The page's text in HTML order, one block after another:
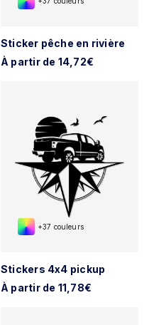
Sticker pêche en rivière
À partir de 14,72€
+37 couleurs
Stickers 4x4 pickup
À partir de 11,78€